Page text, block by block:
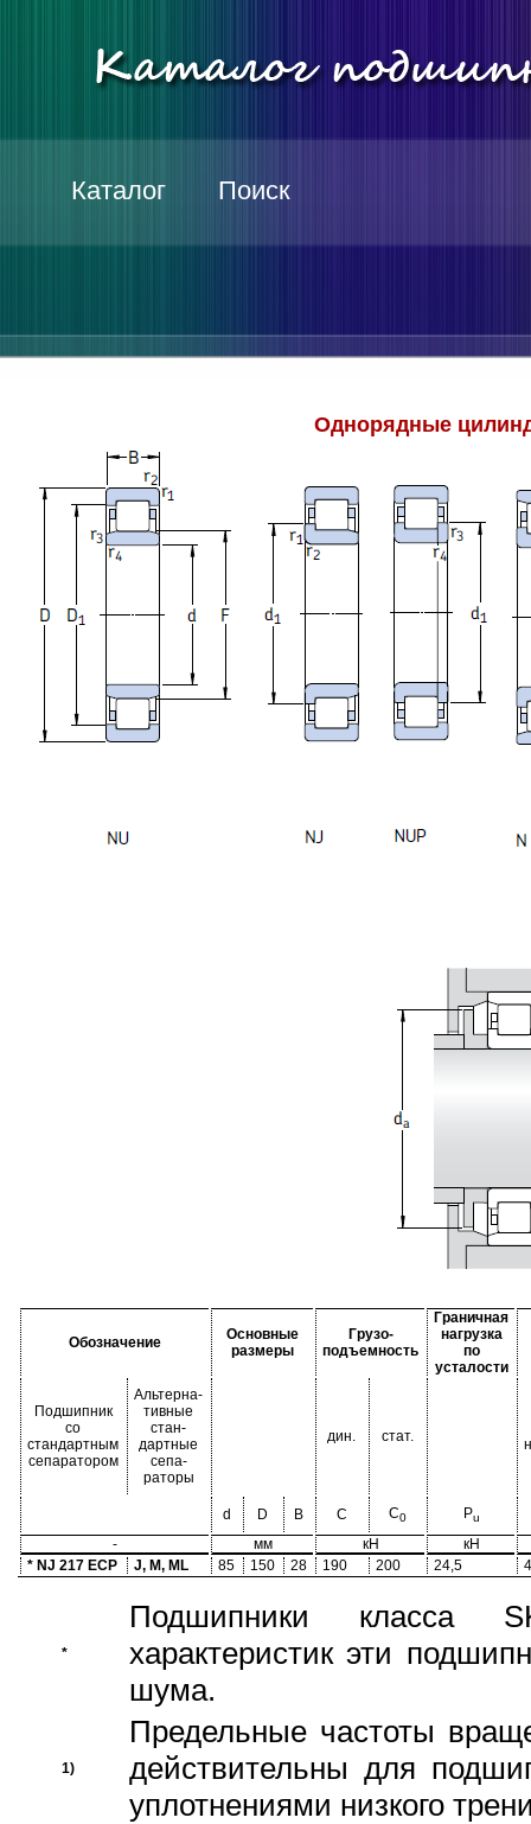
Каталог Поиск
Однорядные
Обозначение
Основные
размеры
Грузо-
подъемность
Граничная
нагрузка
по
усталости
Подшипник
со
стандартным
сепаратором
Альтерна-
тивные
стан-
дартные
сепа-
раторы
дин. стат.
d D B C C0 Pu
- мм кН
кН
* NJ 217 ECP
J, M, ML 85 150 28 190 200 24,5
*
Подшипники класса
характеристик эти
шума.
1)
Предельные частоты
действительны для
уплотнениями низкого